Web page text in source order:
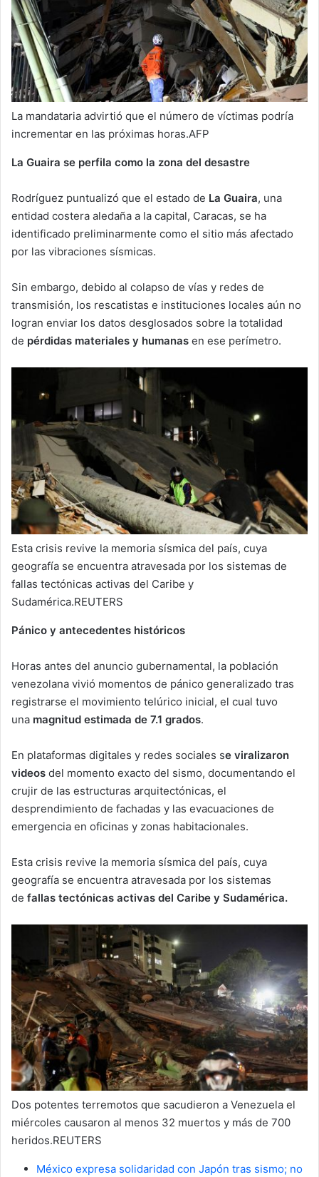
La mandataria advirtió que el número de víctimas podría
incrementar en las próximas horas.AFP
La Guaira se perfila como la zona del desastre
Rodríguez puntualizó que el estado de La Guaira, una
entidad costera aledaña a la capital, Caracas, se ha
identificado preliminarmente como el sitio más afectado
por las vibraciones sísmicas.
Sin embargo, debido al colapso de vías y redes de
transmisión, los rescatistas e instituciones locales aún no
logran enviar los datos desglosados sobre la totalidad
de pérdidas materiales y humanas en ese perímetro.
Esta crisis revive la memoria sísmica del país, cuya
geografía se encuentra atravesada por los sistemas de
fallas tectónicas activas del Caribe y
Sudamérica.REUTERS
Pánico y antecedentes históricos
Horas antes del anuncio gubernamental, la población
venezolana vivió momentos de pánico generalizado tras
registrarse el movimiento telúrico inicial, el cual tuvo
una magnitud estimada de 7.1 grados.
En plataformas digitales y redes sociales se viralizaron
videos del momento exacto del sismo, documentando el
crujir de las estructuras arquitectónicas, el
desprendimiento de fachadas y las evacuaciones de
emergencia en oficinas y zonas habitacionales.
Esta crisis revive la memoria sísmica del país, cuya
geografía se encuentra atravesada por los sistemas
de fallas tectónicas activas del Caribe y Sudamérica.
Dos potentes terremotos que sacudieron a Venezuela el
miércoles causaron al menos 32 muertos y más de 700
heridos.REUTERS
México expresa solidaridad con Japón tras sismo; no